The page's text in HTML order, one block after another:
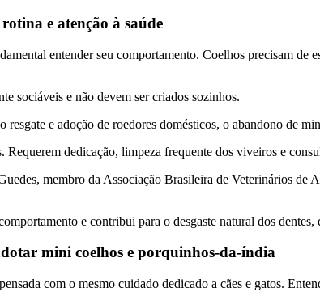
e atenção à saúde
entender seu comportamento. Coelhos precisam
sociáveis e não devem ser criados sozinhos.
e adoção de roedores domésticos, o abandono de
Requerem dedicação, limpeza frequente dos viveiros e
membro da Associação Brasileira de Veterinários de
e contribui para o desgaste natural dos
mini coelhos e porquinhos-da-índia
com o mesmo cuidado dedicado a cães e gatos.